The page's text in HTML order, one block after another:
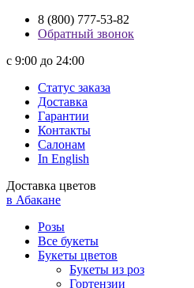
8 (800) 777-53-82
Обратный звонок
с 9:00 до 24:00
Статус заказа
Доставка
Гарантии
Контакты
Салонам
In English
Доставка цветов
в Абакане
Розы
Все букеты
Букеты цветов
Букеты из роз
Гортензии